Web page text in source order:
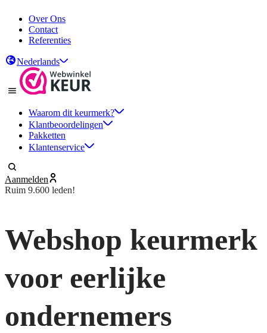
Over Ons
Contact
Referenties
Nederlands
Waarom dit keurmerk?
Klantbeoordelingen
Pakketten
Klantenservice
Aanmelden
Ruim 9.600 leden!
Webshop keurmerk
voor eerlijke
ondernemers